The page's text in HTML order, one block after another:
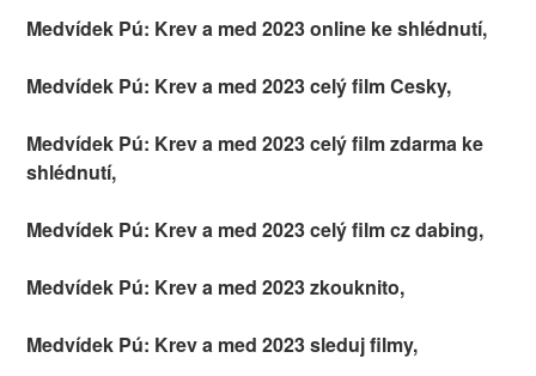
Medvídek Pú: Krev a med 2023 online ke shlédnutí,
Medvídek Pú: Krev a med 2023 celý film Cesky,
Medvídek Pú: Krev a med 2023 celý film zdarma ke
shlédnutí,
Medvídek Pú: Krev a med 2023 celý film cz dabing,
Medvídek Pú: Krev a med 2023 zkouknito,
Medvídek Pú: Krev a med 2023 sleduj filmy,